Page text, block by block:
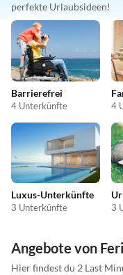
perfekte Urlaubsideen!
Barrierefrei
4 Unterkünfte 4
Luxus-Unterkünfte
3 Unterkünfte 3
Angebote von
Hier findest du 2 Last